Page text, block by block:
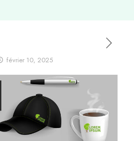
février 10, 2025